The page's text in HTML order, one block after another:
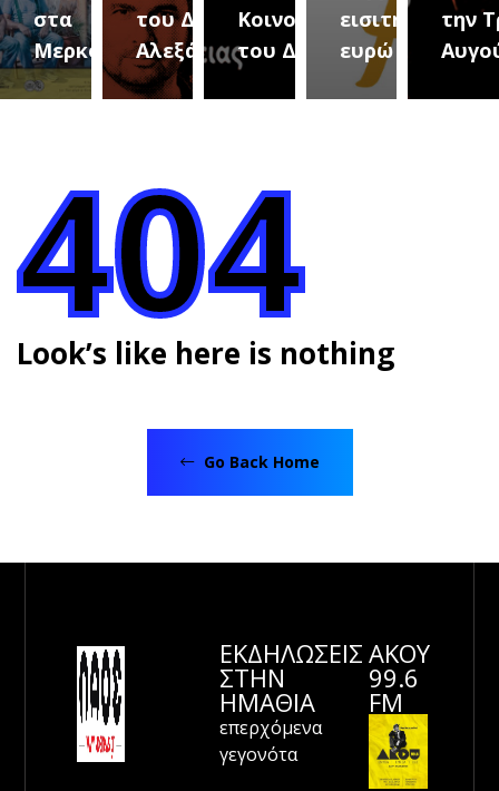
στα
Μερκούρεια
του Δήμου
Αλεξάνδρειας
Κοινοτήτων
του Δήμου
εισιτήριο 2
ευρώ
την
404
Look’s like here is nothing
Go Back Home
ΕΚΔΗΛΩΣΕΙΣ
ΣΤΗΝ
ΗΜΑΘΊΑ
επερχόμενα
γεγονότα
ΑΚΟΥ
99.6
FM